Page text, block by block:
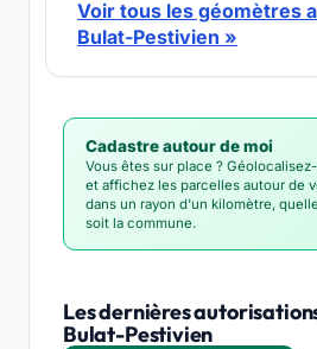
Voir tous les géomètres
Bulat-Pestivien »
Cadastre autour de moi
Vous êtes sur place ?
et affichez les parcelles autour de
dans un rayon d'un kilomètre,
soit la commune.
Les dernières
Bulat-Pestivien